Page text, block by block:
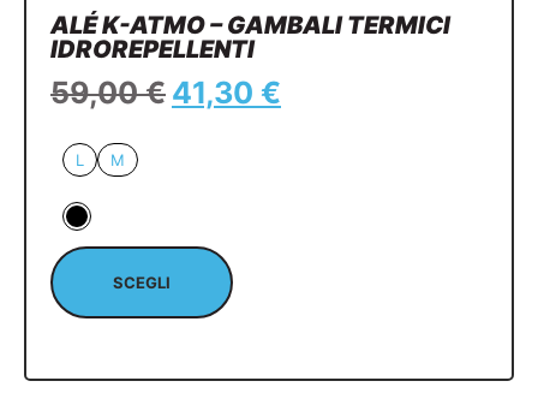
ALÉ K-ATMO – GAMBALI TERMICI
IDROREPELLENTI
59,00€ 41,30 €
L M
SCEGLI